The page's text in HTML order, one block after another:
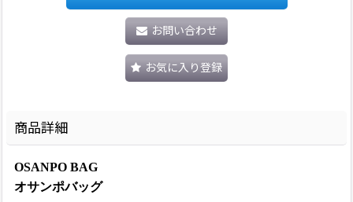
お問い合わせ
お気に入り登録
商品詳細
OSANPO BAG
オサンポバッグ